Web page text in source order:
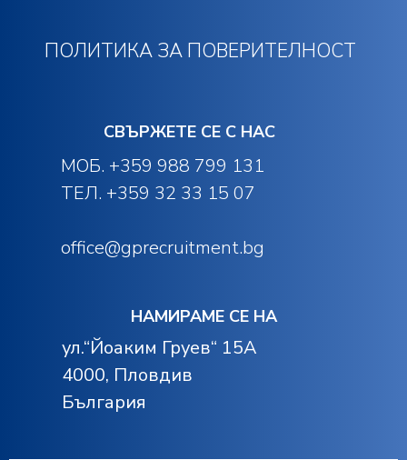
ПОЛИТИКА ЗА ПОВЕРИТЕЛНОСТ
СВЪРЖЕТЕ СЕ С НАС
MОБ. +359 988 799 131
ТЕЛ. +359 32 33 15 07
office@gprecruitment.bg
НАМИРАМЕ СЕ НА
ул.“Йоаким Груев“ 15А
4000, Пловдив
България